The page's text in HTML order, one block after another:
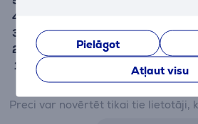
Pielāgot
Atļaut visu
4
3
2
1
Preci var novērtēt tikai tie lietotāji,